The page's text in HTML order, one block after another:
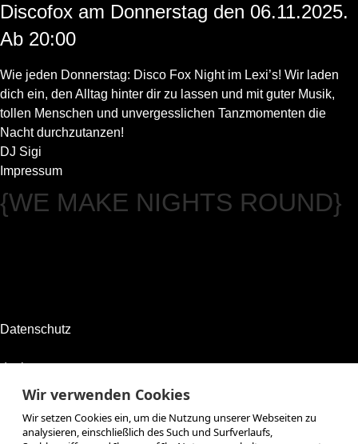
Discofox am Donnerstag den 06.11.2025.
Ab 20:00
Wie jeden Donnerstag: Disco Fox Night im Lexi’s! Wir laden
dich ein, den Alltag hinter dir zu lassen und mit guter Musik,
tollen Menschen und unvergesslichen Tanzmomenten die
Nacht durchzutanzen!
DJ Sigi
Impressum
{WE MAKE NIGHTS ROUND}
Datenschutz
designconcept.at
lufy.at
Reservation
Wir verwenden Cookies
Wir setzen Cookies ein, um die Nutzung unserer Webseiten zu
analysieren, einschließlich des Such und Surfverlaufs,